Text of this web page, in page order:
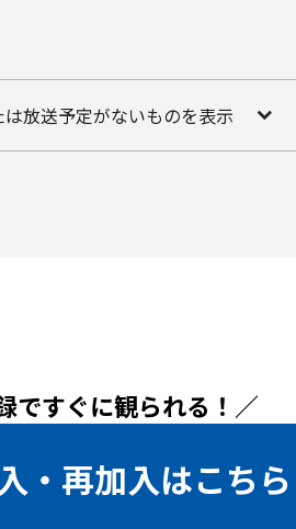
放送予定がないものを表示
ですぐに観られる！／
・再加入はこちら